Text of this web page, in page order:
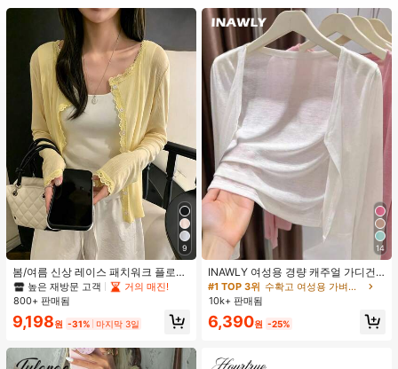
9
봄/여름 신상 레이스 패치워크 플로럴
트림 소프트 니트 가디건 경량 재킷 탑
여성용, 코티지코어 옐로우
높은 재방문 고객
거의 매진!
800+ 판매됨
9,198원 -31% 마지막 3일
14
INAWLY 여성용 경량 캐주얼 가디건,
여름
#1 TOP 3위
수확고 여성용 가벼운 카디건
10k+ 판매됨
6,390원 -25%